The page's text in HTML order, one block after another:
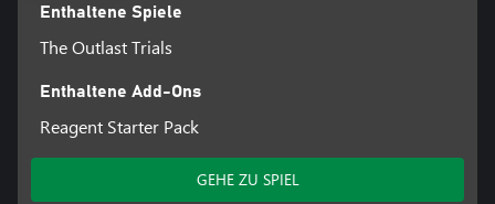
Enthaltene Spiele
The Outlast Trials
Enthaltene Add-Ons
Reagent Starter Pack
GEHE ZU SPIEL